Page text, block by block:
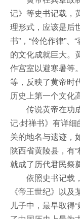
记》等史书记载，
理形式，应该是后
书”，“伶伦作律”、
的文化成就巨大。
作宫室以避寒暑等
等，反映了黄帝时
历史上第一个文化
传说黄帝在功成
记·封禅书》有详
关的地名与遗迹，
陕西省黄陵县，有
就成了历代君民祭
依照史书记载，
《帝王世纪》以
儿子中，最早取得